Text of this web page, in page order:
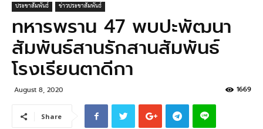
ประชาสัมพันธ์ ข่าวประชาสัมพันธ์
ทหารพราน 47 พบปะพัฒนา
สัมพันธ์สานรักสานสัมพันธ์
โรงเรียนตาดีกา
August 8, 2020 1669
Share